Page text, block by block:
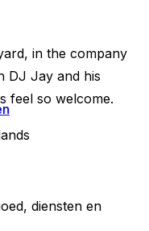
in the company
DJ Jay and his
feel so welcome.
diensten en